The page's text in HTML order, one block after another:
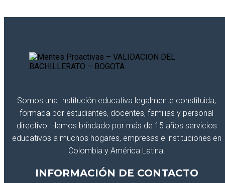
Somos una Institución educativa legalmente constituida;
formada por estudiantes, docentes, familias y personal
directivo. Hemos brindado por más de 15 años servicios
educativos a muchos hogares, empresas e instituciones en
Colombia y América Latina.
INFORMACIÓN DE CONTACTO